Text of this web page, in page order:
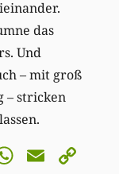
das
Und
– mit groß
– stricken
Email